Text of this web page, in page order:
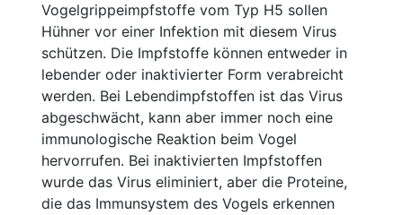
Vogelgrippeimpfstoffe vom Typ H5 sollen
Hühner vor einer Infektion mit diesem Virus
schützen. Die Impfstoffe können entweder in
lebender oder inaktivierter Form verabreicht
werden. Bei Lebendimpfstoffen ist das Virus
abgeschwächt, kann aber immer noch eine
immunologische Reaktion beim Vogel
hervorrufen. Bei inaktivierten Impfstoffen
wurde das Virus eliminiert, aber die Proteine,
die das Immunsystem des Vogels erkennen